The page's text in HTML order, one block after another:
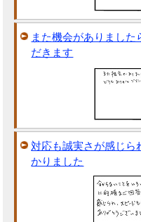
また機会がありました
だきます
対応も誠実さが感じら
かりました